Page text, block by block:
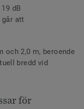
dB
går att
och 2,0 m, beroende
bredd vid
för